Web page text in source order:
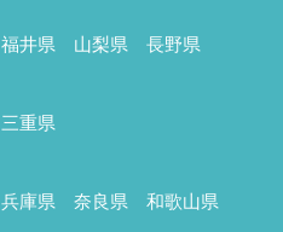
福井県 山梨県 長野県
三重県
兵庫県 奈良県 和歌山県